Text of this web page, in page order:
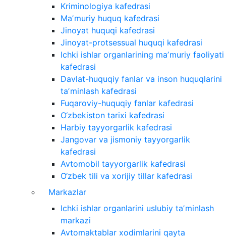
Kriminologiya kafedrasi
Maʼmuriy huquq kafedrasi
Jinoyat huquqi kafedrasi
Jinoyat-protsessual huquqi kafedrasi
Ichki ishlar organlarining maʼmuriy faoliyati
kafedrasi
Davlat-huquqiy fanlar va inson huquqlarini
taʼminlash kafedrasi
Fuqaroviy-huquqiy fanlar kafedrasi
O‘zbekiston tarixi kafedrasi
Harbiy tayyorgarlik kafedrasi
Jangovar va jismoniy tayyorgarlik
kafedrasi
Avtomobil tayyorgarlik kafedrasi
O‘zbek tili va xorijiy tillar kafedrasi
Markazlar
Ichki ishlar organlarini uslubiy taʼminlash
markazi
Avtomaktablar xodimlarini qayta